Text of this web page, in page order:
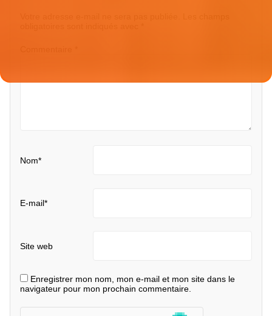
Nom*
E-mail*
Site web
Enregistrer mon nom, mon e-mail et mon site dans le
navigateur pour mon prochain commentaire.